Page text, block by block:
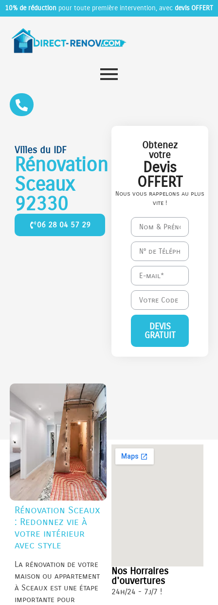
10% de réduction pour toute première intervention, avec devis OFFERT
Villes du IDF
Rénovation
Sceaux
92330
06 28 04 57 29
Obtenez
votre
Devis
OFFERT
Nous vous rappelons au plus
vite !
DEVIS
GRATUIT
Rénovation Sceaux
: Redonnez vie à
votre intérieur
avec style
La rénovation de votre
maison ou appartement
à Sceaux est une étape
importante pour
Nos Horraires
d'ouvertures
24h/24 - 7j/7 !